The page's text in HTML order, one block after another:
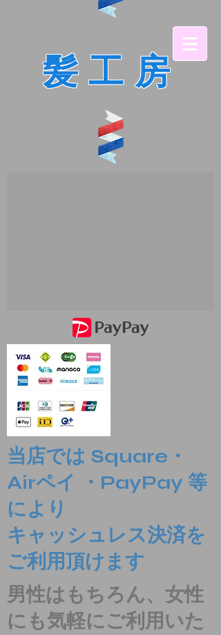
髪工房
当店では Square・
Airペイ ・PayPay 等
により
​キャッシュレス決済を
ご利用頂けます
男性はもちろん、女性
にも気軽にご利用いた